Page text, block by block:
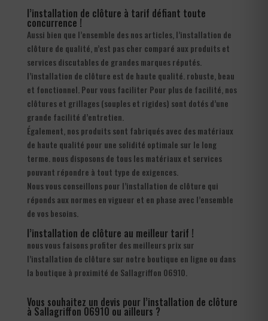
l’installation de clôture à tarif défiant toute
concurrence !
Aussi bien que l’ensemble des nos articles, l’installation de
clôture de qualité, n’est pas cher comparé aux produits et
services discutables de grandes marques réputés.
l’installation de clôture est de haute qualité. robuste, beau
et fonctionnel. Pour vous faciliter Pour plus de facilité, nos
clôtures et grillages (souples et rigides) sont dotés d’une
grande facilité d’entretien.
Également, nos produits sont fabriqués avec des matériaux
de haute qualité pour une solidité optimale sur le long
terme. nous disposons de tous les matériaux et services
pouvant répondre à tout type de exigences.
Nous vous conseillons pour l’installation de clôture qui
réponds aux normes en vigueur et en phase avec l’ensemble
de vos besoins.
l’installation de clôture au meilleur tarif !
nous vous faisons profiter des meilleurs prix sur
l’installation de clôture sur notre boutique en ligne ou dans
la boutique à proximité de Sallagriffon 06910.
Vous souhaitez un devis pour l’installation de clôture
à Sallagriffon 06910 ou ailleurs ?